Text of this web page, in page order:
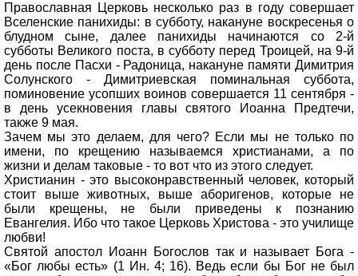
Православная Церковь несколько раз в году совершает
Вселенские панихиды: в субботу, накануне воскресенья о
блудном сыне, далее панихиды начинаются со 2-й
субботы Великого поста, в субботу перед Троицей, на 9-й
день после Пасхи - Радоница, накануне памяти Димитрия
Солунского - Димитриевская поминальная суббота,
поминовение усопших воинов совершается 11 сентября -
в день усекновения главы святого Иоанна Предтечи,
также 9 мая.
Зачем мы это делаем, для чего? Если мы не только по
имени, по крещению называемся христианами, а по
жизни и делам таковые - то вот что из этого следует.
Христианин - это высоконравственный человек, который
стоит выше животных, выше аборигенов, которые не
были крещены, не были приведены к познанию
Евангелия. Ибо что такое Церковь Христова - это училище
любви!
Святой апостол Иоанн Богослов так и называет Бога -
«Бог любы есть» (1 Ин. 4; 16). Ведь если бы Бог не был